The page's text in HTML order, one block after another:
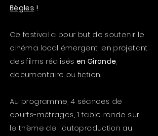
Bègles !
Ce festival a pour but de soutenir le
cinéma local émergent, en projetant
des films réalisés en Gironde,
documentaire ou fiction.
Au programme, 4 séances de
courts-métrages, 1 table ronde sur
le thème de l'autoproduction au